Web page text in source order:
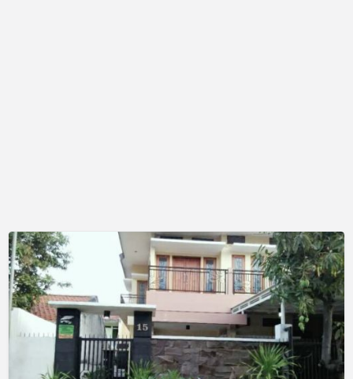
Kos
Putri
Sidosermo